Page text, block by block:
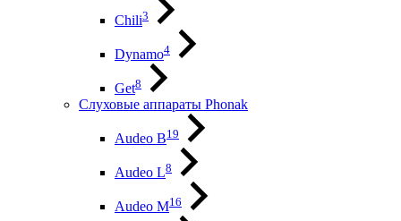
Chili3
Dynamo4
Get8
Слуховые аппараты Phonak
Audeo B19
Audeo L8
Audeo М16